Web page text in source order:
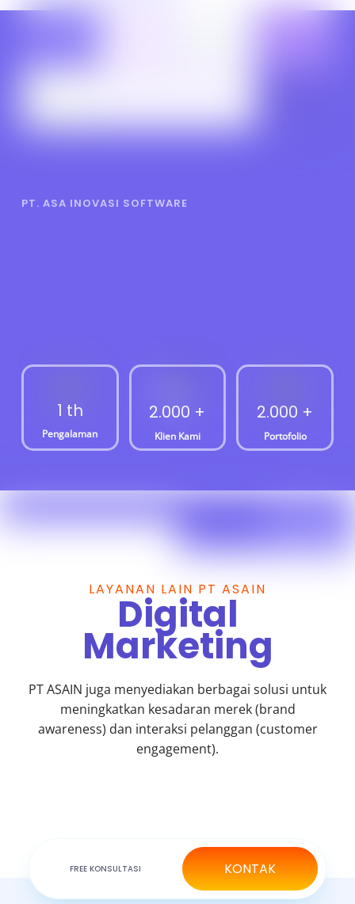
PT. ASA INOVASI SOFTWARE
1 th
Pengalaman
2.000 +
Klien Kami
2.000 +
Portofolio
LAYANAN LAIN PT ASAIN
Digital
Marketing
PT ASAIN juga menyediakan berbagai solusi untuk
meningkatkan kesadaran merek (brand
awareness) dan interaksi pelanggan (customer
engagement).
FREE KONSULTASI KONTAK